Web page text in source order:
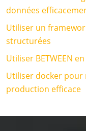
données
Utiliser un
structurées
Utiliser BETWEEN
Utiliser docker pour
production efficace